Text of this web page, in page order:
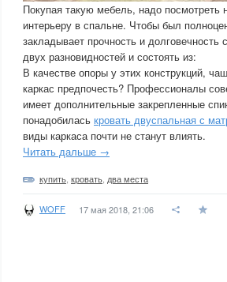
Покупая такую мебель, надо посмотреть
интерьеру в спальне. Чтобы был
закладывает прочность и
двух разновидностей и состоять из:
В качестве опоры у этих конструкций,
каркас предпочесть? Профессионалы
имеет дополнительные закрепленные
понадобилась кровать двуспальная с
виды каркаса почти не станут влиять.
Читать дальше →
купить кровать два места
WOFF 17 мая 2018, 21:06